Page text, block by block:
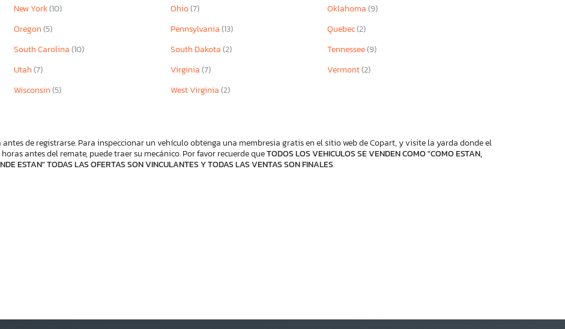
New York(10) Ohio(7) Oklahoma(9)
Oregon(5) Pennsylvania(13) Quebec(2)
South Carolina(10) South Dakota(2) Tennessee(9)
Utah(7) Virginia(7) Vermont(2)
Wisconsin(5) West Virginia(2)
de registrarse. Para inspeccionar un vehículo obtenga una membresia gratis en el sitio web de Copart, y visite la yarda donde el
antes del remate, puede traer su mecánico. Por favor recuerde queTODOS LOS VEHICULOS SE VENDEN COMO "COMO ESTAN,
ESTAN" TODAS LAS OFERTAS SON VINCULANTES Y TODAS LAS VENTAS SON FINALES.